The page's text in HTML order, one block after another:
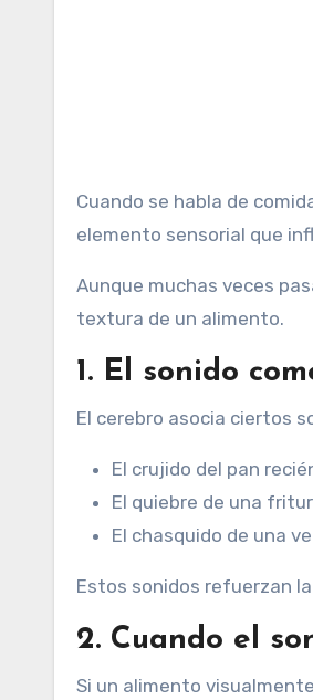
Cuando se habla de comida, casi siempre se piensa en sabor, aroma y apariencia. Sin embargo, existe un cuarto
elemento sensorial que
Aunque muchas veces
textura de un alimento.
1. El sonido
El cerebro asocia ciertos
El crujido del pan
El quiebre de una
El chasquido de una
Estos sonidos refuerzan
2. Cuando el
Si un alimento